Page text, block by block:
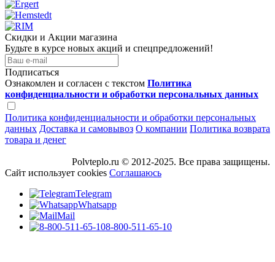
Скидки и Акции магазина
Будьте в курсе новых акций и спецпредложений!
Подписаться
Ознакомлен и согласен с текстом Политика
конфиденциальности и обработки персональных данных
Политика конфиденциальности и обработки персональных
данных Доставка и самовывоз О компании Политика возврата
товара и денег
Polvteplo.ru © 2012-2025. Все права защищены.
Сайт использует cookies Соглашаюсь
Telegram
Whatsapp
Mail
8-800-511-65-10